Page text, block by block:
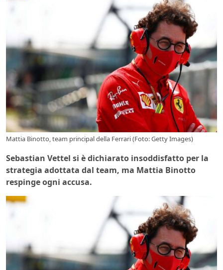
Mattia Binotto, team principal della Ferrari (Foto: Getty Images)
Sebastian Vettel si è dichiarato insoddisfatto per la
strategia adottata dal team, ma Mattia Binotto
respinge ogni accusa.